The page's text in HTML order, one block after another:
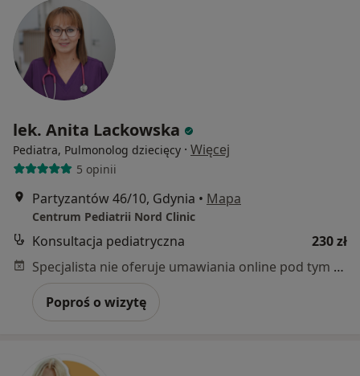
lek. Anita Lackowska
Pediatra, Pulmonolog dziecięcy · Więcej
5 opinii
Partyzantów 46/10, Gdynia • Mapa
Centrum Pediatrii Nord Clinic
Konsultacja pediatryczna
230 zł
Specjalista nie oferuje umawiania online pod tym adresem.
Poproś o wizytę